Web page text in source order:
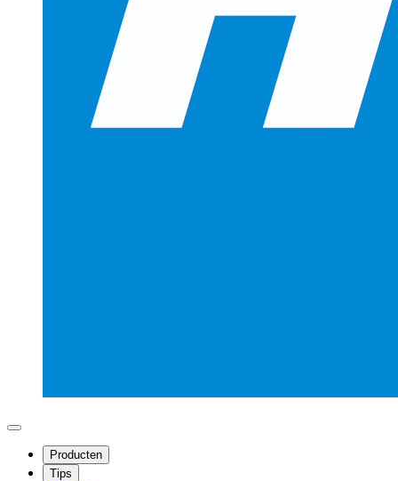
Producten
Tips